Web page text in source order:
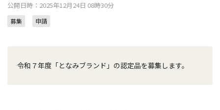
公開日時：2025年12月24日 08時30分
募集 申請
令和７年度「となみブランド」の認定品を募集します。